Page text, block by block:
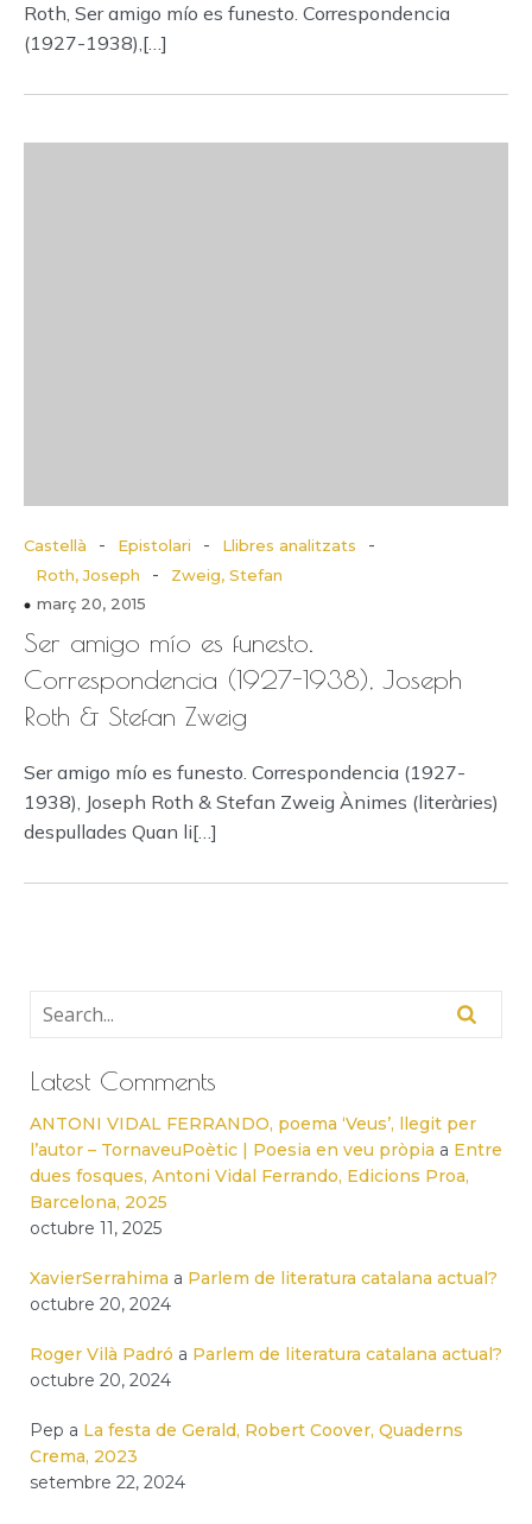
Roth, Ser amigo mío es funesto. Correspondencia
(1927-1938),[…]
Castellà - Epistolari - Llibres analitzats -
Roth, Joseph -
Zweig, Stefan
març 20, 2015
Ser amigo mío es funesto.
Correspondencia (1927-1938), Joseph
Roth & Stefan Zweig
Ser amigo mío es funesto. Correspondencia (1927-
1938), Joseph Roth & Stefan Zweig Ànimes (literàries)
despullades Quan li[…]
Latest Comments
ANTONI VIDAL FERRANDO, poema ‘Veus’, llegit per
l’autor – TornaveuPoètic | Poesia en veu pròpia a Entre
dues fosques, Antoni Vidal Ferrando, Edicions Proa,
Barcelona, 2025
octubre 11, 2025
XavierSerrahima a Parlem de literatura catalana actual?
octubre 20, 2024
Roger Vilà Padró a Parlem de literatura catalana actual?
octubre 20, 2024
Pep a La festa de Gerald, Robert Coover, Quaderns
Crema, 2023
setembre 22, 2024